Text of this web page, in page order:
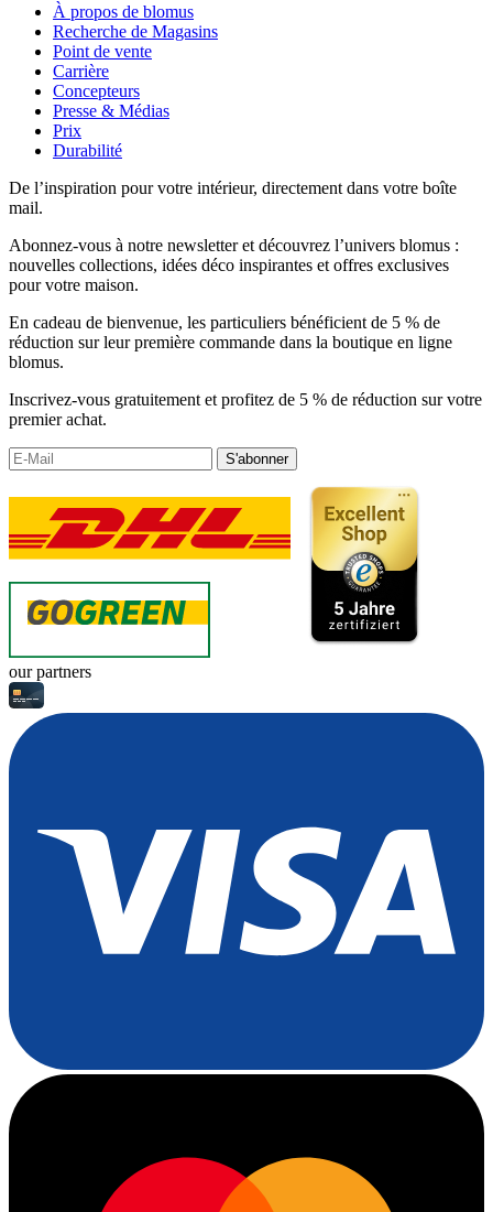
À propos de blomus
Recherche de Magasins
Point de vente
Carrière
Concepteurs
Presse & Médias
Prix
Durabilité
De l’inspiration pour votre intérieur, directement dans votre boîte
mail.
Abonnez-vous à notre newsletter et découvrez l’univers blomus :
nouvelles collections, idées déco inspirantes et offres exclusives
pour votre maison.
En cadeau de bienvenue, les particuliers bénéficient de 5 % de
réduction sur leur première commande dans la boutique en ligne
blomus.
Inscrivez-vous gratuitement et profitez de 5 % de réduction sur votre
premier achat.
S'abonner
our partners